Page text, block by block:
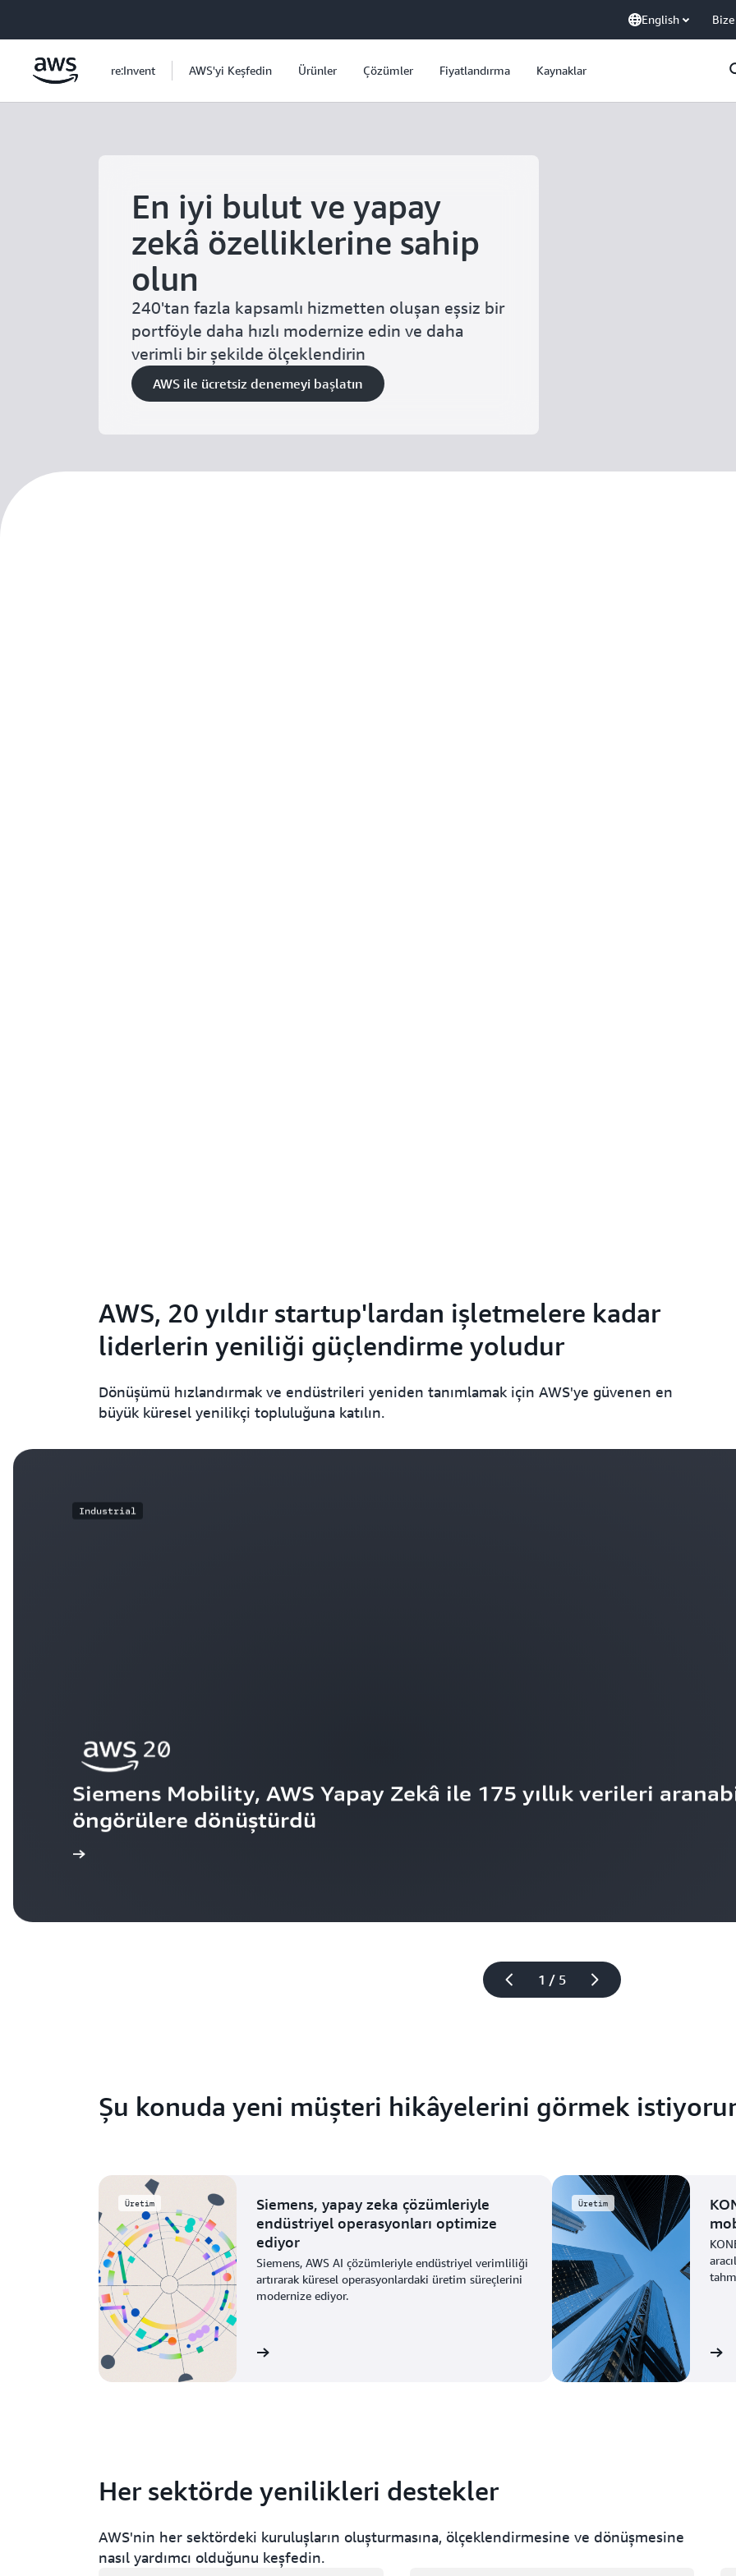
English
re:Invent AWS'yi Keşfedin Ürünler Çözümler Fiyatlandırma Kaynaklar
En iyi bulut ve yapay
zekâ özelliklerine sahip
olun
240'tan fazla kapsamlı hizmetten oluşan eşsiz bir
portföyle daha hızlı modernize edin ve daha
verimli bir şekilde ölçeklendirin
AWS ile ücretsiz denemeyi başlatın
AWS, 20 yıldır startup'lardan işletmelere kadar
liderlerin yeniliği güçlendirme yoludur
Dönüşümü hızlandırmak ve endüstrileri yeniden tanımlamak için AWS'ye güvenen en
büyük küresel yenilikçi topluluğuna katılın.
1 / 5
Industrial
Siemens Mobility, AWS Yapay Zekâ ile 175 yıllık verileri
öngörülere dönüştürdü
Şu konuda yeni müşteri hikâyelerini görmek
Üretim
Siemens, yapay zeka çözümleriyle
endüstriyel operasyonları optimize
ediyor
Siemens, AWS AI çözümleriyle endüstriyel verimliliği
artırarak küresel operasyonlardaki üretim süreçlerini
modernize ediyor.
Hikâyeyi görüntüle
Üretim
Hikâyeyi görüntüle
Her sektörde yenilikleri destekler
AWS'nin her sektördeki kuruluşların oluşturmasına, ölçeklendirmesine ve dönüşmesine
nasıl yardımcı olduğunu keşfedin.